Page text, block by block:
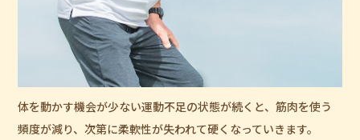
体を動かす機会が少ない運動不足の状態が続くと、筋肉を使う
頻度が減り、次第に柔軟性が失われて硬くなっていきます。